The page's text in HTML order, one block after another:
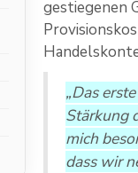
gestiegenen
„Das
Stärkung
mich
dass wir